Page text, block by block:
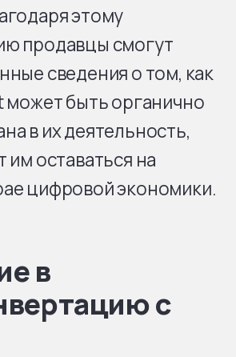
этому
продавцы смогут
сведения о том, как
может быть органично
в их деятельность,
им оставаться на
цифровой экономики.
в
с